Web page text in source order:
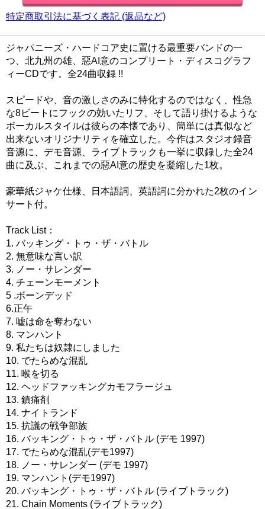
特定商取引法に基づく表記 (返品など)
ジャパニーズ・ハードコア史に置ける最重要バンドの一
つ、北九州の雄、惡AI意のコンプリート・ディスコグラフ
ィーCDです。全24曲収録 !!
スピードや、音の激しさのみに特化するのではなく、性急
な8ビートにフックの効いたリフ、そして語り掛けるような
ボーカルスタイルは彼らの本懐であり、簡単には真似など
出来ないオリジナリティを確立した。今作はスタジオ録音
音源に、デモ音源、ライブトラックも一挙に収録した全24
曲に及ぶ、これまでの惡AI意の歴史を凝縮した1枚。
豪華紙ジャケ仕様、日本語詞、英語詞に分かれた2枚のイン
サート付。
Track List：
1. バッキング・トゥ・ザ・バトル
2. 無意味な言い訳
3. ノー・サレンダー
4. チェーンモーメント
5 .ボーンデッド
6.正午
7. 嘘は命を奪わない
8. マンハント
9. 私たちは奴隷にしました
10. でたらめな混乱
11. 喉を切る
12. ヘッドファッキングカモフラージュ
13. 鎮痛剤
14. ナイトランド
15. 抗議の戦争部族
16. バッキング・トゥ・ザ・バトル (デモ 1997)
17. でたらめな混乱(デモ1997)
18. ノー・サレンダー (デモ 1997)
19. マンハント(デモ1997)
20. バッキング・トゥ・ザ・バトル (ライブトラック)
21. Chain Moments (ライブトラック)